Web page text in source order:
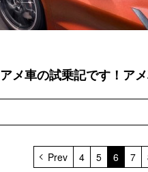
アメ車の試乗記です！ ア
Prev 4 5 6 7